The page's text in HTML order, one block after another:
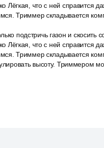
Лёгкая, что с ней справится
Триммер складывается
подстричь газон и скосить
Лёгкая, что с ней справится
Триммер складывается
высоту. Триммером